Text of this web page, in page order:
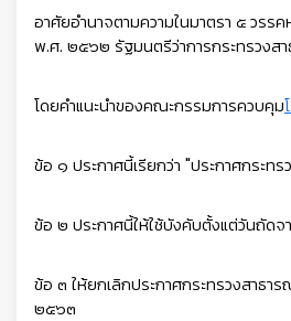
อาศัยอำนาจตามความในมาตรา ๕ วร
พ.ศ. ๒๕๖๒ รัฐมนตรีว่าการกระทรวงส
โดยคำแนะนำของคณะกรรมการควบคุม
ข้อ ๑ ประกาศนี้เรียกว่า "ประกาศกระ
ข้อ ๒ ประกาศนี้ให้ใช้บังคับตั้งแต่วันถัดจ
ข้อ ๓ ให้ยกเลิกประกาศกระทรวงสาธ
๒๕๖๓